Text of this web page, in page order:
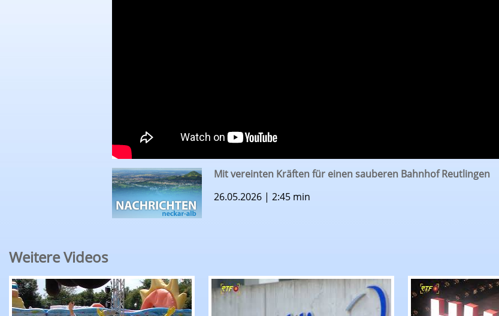
Mit vereinten Kräften für einen sauberen Bahnhof Reutlingen
26.05.2026 | 2:45 min
Weitere Videos
RTF.1-Nachrichten: Tigerenten Club Sommerspiele gewähren Blick hinter die Kulissen
RTF.1-Nachrichten: Dettinger Automobilzulieferer
RTF.1-